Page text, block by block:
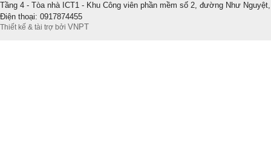
Tầng 4 - Tòa nhà ICT1 - Khu Công viên phần mềm số 2, đường Như
Điện thoại: 0917874455
Thiết kế & tài trợ bởi VNPT